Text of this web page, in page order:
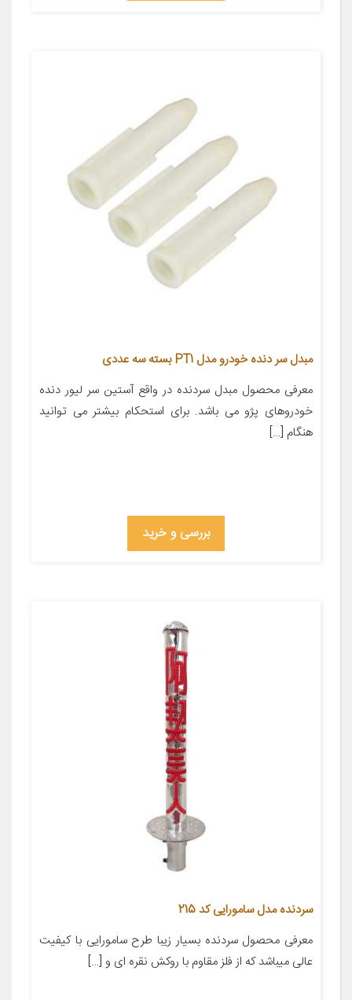
مبدل سر دنده خودرو مدل PT1 بسته سه عددی
معرفی محصول مبدل سردنده در واقع آستین سر لیور دنده
خودروهای پژو می باشد. برای استحکام بیشتر می توانید
هنگام […]
بررسی و خرید
سردنده مدل سامورایی کد 215
معرفی محصول سردنده بسیار زیبا طرح سامورایی با کیفیت
عالی میباشد که از فلز مقاوم با روکش نقره ای و […]